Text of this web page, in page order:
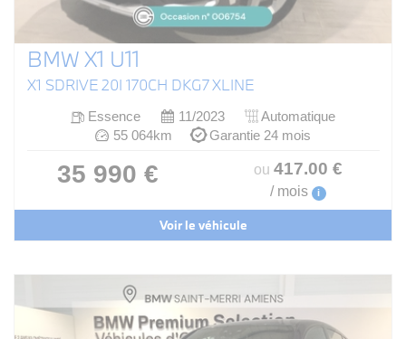
BMW X1 U11
X1 SDRIVE 20I 170CH DKG7 XLINE
Essence 11/2023
Automatique
55 064km
Garantie 24 mois
35 990 € ou 417.00 €
/ mois i
Voir le véhicule